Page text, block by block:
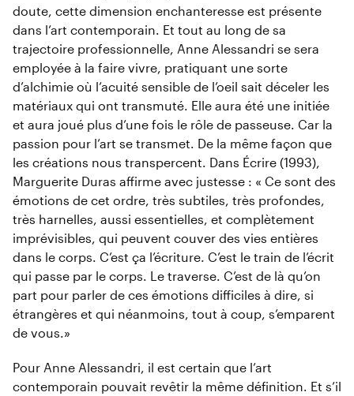
doute, cette dimension enchanteresse est présente
dans l’art contemporain. Et tout au long de sa
trajectoire professionnelle, Anne Alessandri se sera
employée à la faire vivre, pratiquant une sorte
d’alchimie où l’acuité sensible de l’oeil sait déceler les
matériaux qui ont transmuté. Elle aura été une initiée
et aura joué plus d’une fois le rôle de passeuse. Car la
passion pour l’art se transmet. De la même façon que
les créations nous transpercent. Dans Écrire (1993),
Marguerite Duras affirme avec justesse : « Ce sont des
émotions de cet ordre, très subtiles, très profondes,
très harnelles, aussi essentielles, et complètement
imprévisibles, qui peuvent couver des vies entières
dans le corps. C’est ça l’écriture. C’est le train de l’écrit
qui passe par le corps. Le traverse. C’est de là qu’on
part pour parler de ces émotions difficiles à dire, si
étrangères et qui néanmoins, tout à coup, s’emparent
de vous.»
Pour Anne Alessandri, il est certain que l’art
contemporain pouvait revêtir la même définition. Et s’il